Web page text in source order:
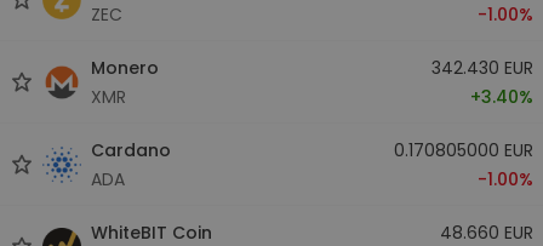
ZEC
-1.00%
Monero
XMR
342.430 EUR
+3.40%
Cardano
ADA
0.170805000 EUR
-1.00%
WhiteBIT Coin
48.660 EUR